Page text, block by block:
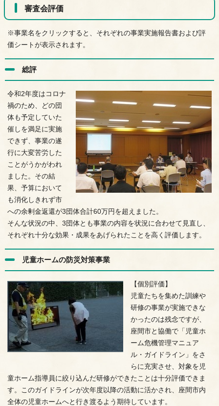
審査会評価
※事業名をクリックすると、それぞれの事業実施報告書および評
価シートが表示されます。
総評
令和2年度はコロナ
禍のため、どの団
体も予定していた
催しを満足に実施
できず、事業の遂
行に大変苦労した
ことがうかがわれ
ました。その結
果、予算において
も消化しきれず市
への余剰金返還が3団体合計60万円を超えました。
そんな状況の中、3団体とも事業の内容を状況に合わせて見直し、
それぞれ十分な効果・成果をあげられたことを高く評価します。
児童ホームの防災対策事業
【個別評価】
児童たちを集めた訓練や
研修の事業が実施できな
かったのは残念ですが、
座間市と協働で「児童ホ
ーム危機管理マニュア
ル・ガイドライン」をさ
らに充実させ、対象を児
童ホーム指導員に絞り込んだ研修ができたことは十分評価できま
す。このガイドラインが次年度以降の活動に活かされ、座間市内
全体の児童ホームへと行き渡るよう期待しています。